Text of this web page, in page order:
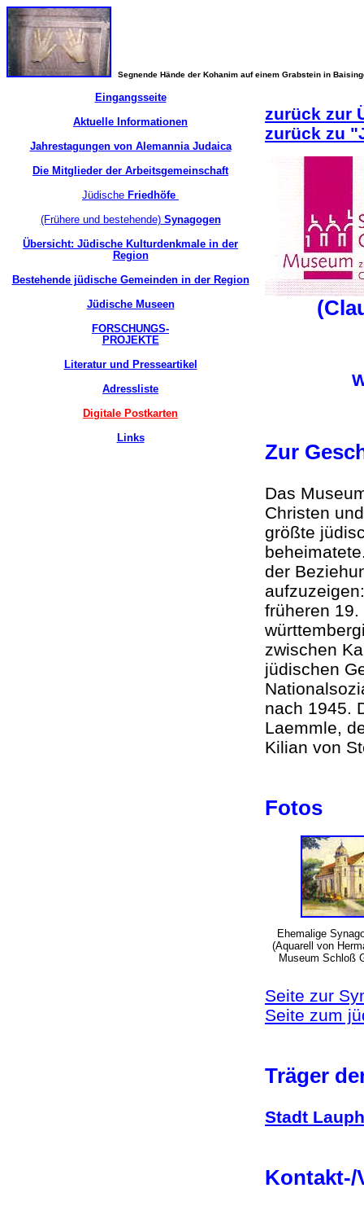
Segnende Hände der Kohanim auf einem Grabstein in
Eingangsseite
Aktuelle Informationen
Jahrestagungen von Alemannia Judaica
Die Mitglieder der Arbeitsgemeinschaft
Jüdische Friedhöfe
(Frühere und bestehende)Synagogen
Übersicht: Jüdische Kulturdenkmale in der
Region
Bestehende jüdische Gemeinden in der Region
Jüdische Museen
FORSCHUNGS-
PROJEKTE
Literatur und Presseartikel
Adressliste
Digitale Postkarten
Links
zurück zur
zurück zu
Zur
Das
Christen
größte
der
früheren
zwischen
jüdischen
nach 1945.
Laemmle,
Kilian von
Fotos
Ehemalige
(Aquarell von
Museum Schloß
Seite zur
Seite zum
Träger
Stadt